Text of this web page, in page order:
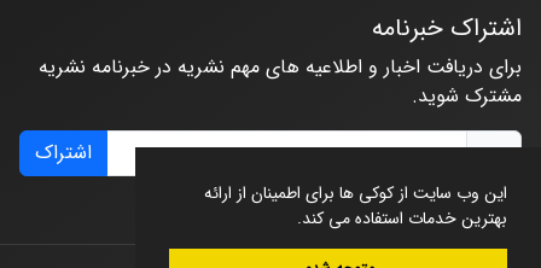
این وب سایت از کوکی ها برای اطمینان از ارائه
بهترین خدمات استفاده می کند.
اشتراک خبرنامه
برای دریافت اخبار و اطلاعیه های مهم نشریه در خبرنامه نشریه
مشترک شوید.
اشتراک